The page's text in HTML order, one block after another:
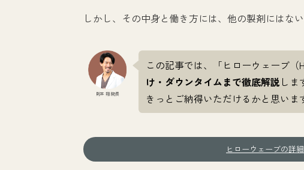
しかし、その中身と働き方には、他の製剤にはな
則本 翔 院長
この記事では、「ヒローウェーブ（
け・ダウンタイムまで徹底解説 し
きっとご納得いただけるかと思いま
ヒローウェーブの詳